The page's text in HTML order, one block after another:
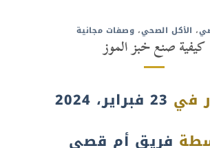
، الأكل الصحي، وصفات مجانية
كيفية صنع خبز الموز
في 23 فبراير، 2024
فريق أم قصي